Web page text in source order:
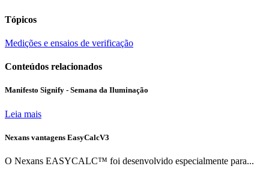
Tópicos
Medições e ensaios de verificação
Conteúdos relacionados
Manifesto Signify - Semana da Iluminação
Leia mais
Nexans vantagens EasyCalcV3
O Nexans EASYCALC™ foi desenvolvido especialmente para...